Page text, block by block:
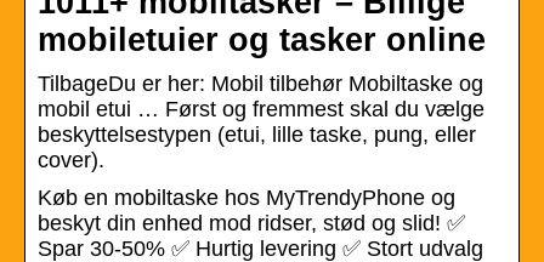
mobiletuier og tasker online
TilbageDu er her: Mobil tilbehør Mobiltaske og
mobil etui … Først og fremmest skal du vælge
beskyttelsestypen (etui, lille taske, pung, eller
cover).
Køb en mobiltaske hos MyTrendyPhone og
beskyt din enhed mod ridser, stød og slid! ✅
Spar 30-50% ✅ Hurtig levering ✅ Stort udvalg